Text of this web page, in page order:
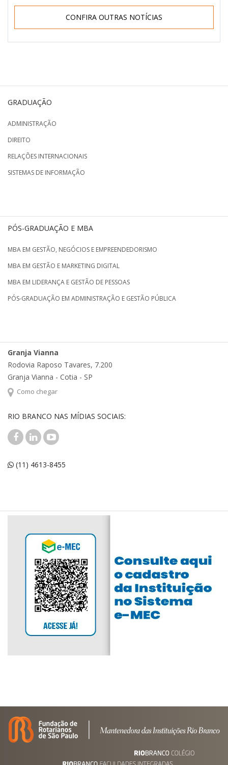
CONFIRA OUTRAS NOTÍCIAS
GRADUAÇÃO
ADMINISTRAÇÃO
DIREITO
RELAÇÕES INTERNACIONAIS
SISTEMAS DE INFORMAÇÃO
PÓS-GRADUAÇÃO E MBA
MBA EM GESTÃO, NEGÓCIOS E EMPREENDEDORISMO
MBA EM GESTÃO E MARKETING DIGITAL
MBA EM LIDERANÇA E GESTÃO DE PESSOAS
PÓS-GRADUAÇÃO EM ADMINISTRAÇÃO E GESTÃO PÚBLICA
Granja Vianna
Rodovia Raposo Tavares, 7.200
Granja Vianna - Cotia - SP
Como chegar
RIO BRANCO NAS MÍDIAS SOCIAIS:
(11) 4613-8455